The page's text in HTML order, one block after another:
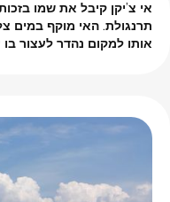
אי צ’יקן קיבל את שמו
תרנגולת. האי מוקף במים
אותו למקום נהדר לעצור